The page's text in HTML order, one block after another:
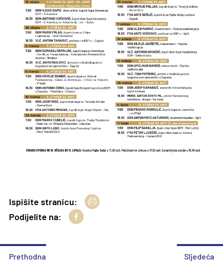
Ispišite stranicu:
Podijelite na:
Prethodna Sljedeća